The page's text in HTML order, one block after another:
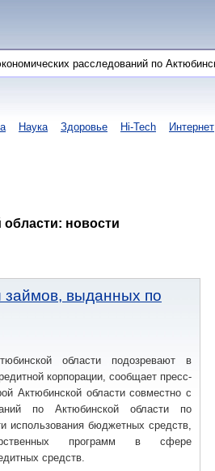
Наука Здоровье Hi-Tech Интернет
новости
займов, выданных по
области подозревают в
корпорации, сообщает пресс-
Актюбинской области совместно c
по Актюбинской области по
использования бюджетных средств,
программ в сфере
средств.